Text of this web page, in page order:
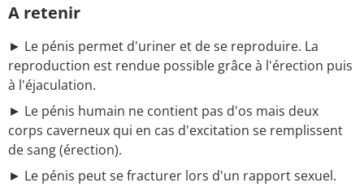
A retenir
► Le pénis permet d'uriner et de se reproduire. La
reproduction est rendue possible grâce à l'érection puis
à l'éjaculation.
► Le pénis humain ne contient pas d'os mais deux
corps caverneux qui en cas d'excitation se remplissent
de sang (érection).
► Le pénis peut se fracturer lors d'un rapport sexuel.